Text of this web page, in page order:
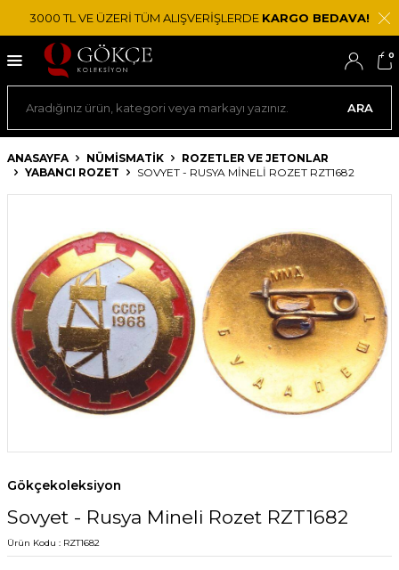
3000 TL VE ÜZERİ TÜM ALIŞVERİŞLERDE KARGO BEDAVA!
ARA
0
ANASAYFA NÜMİSMATİK
ROZETLER VE JETONLAR
YABANCI ROZET
SOVYET - RUSYA MINELI ROZET RZT1682
Gökçekoleksiyon
Sovyet - Rusya Mineli Rozet RZT1682
Ürün Kodu : RZT1682